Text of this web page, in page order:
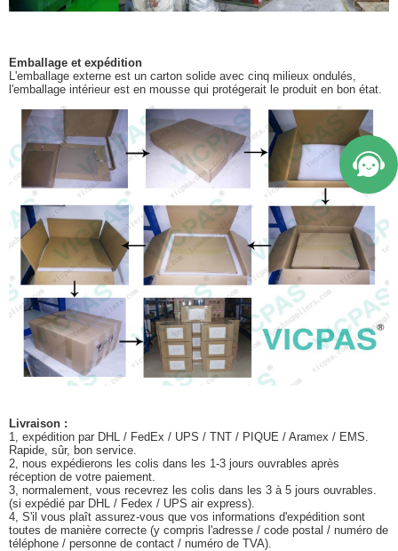
Emballage et expédition
L'emballage externe est un carton solide avec cinq milieux ondulés,
l'emballage intérieur est en mousse qui protégerait le produit en bon état.
Livraison :
1, expédition par DHL / FedEx / UPS / TNT / PIQUE / Aramex / EMS.
Rapide, sûr, bon service.
2, nous expédierons les colis dans les 1-3 jours ouvrables après
réception de votre paiement.
3, normalement, vous recevrez les colis dans les 3 à 5 jours ouvrables.
(si expédié par DHL / Fedex / UPS air express).
4, S'il vous plaît assurez-vous que vos informations d'expédition sont
toutes de manière correcte (y compris l'adresse / code postal / numéro de
téléphone / personne de contact / numéro de TVA).